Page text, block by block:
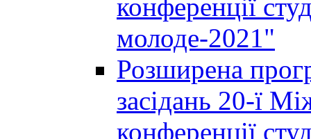
конференції
молоде-2021"
Розширена
засідань 20-ї
конференції